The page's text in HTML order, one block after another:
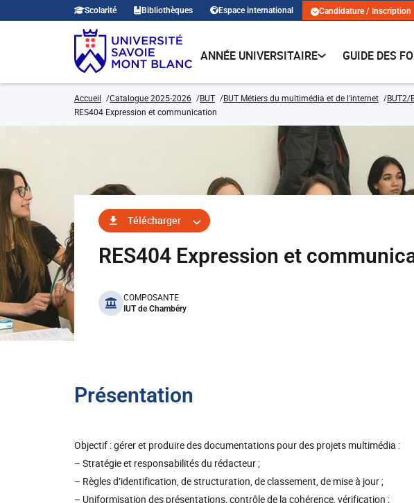
Scolarité Bibliothèques Espace international Candidature / Inscription
ANNÉE UNIVERSITAIRE GUIDE DES
Accueil Catalogue 2025-2026 BUT BUT Métiers du multimédia et de l'internet
BUT2/
RES404 Expression et communication
Télécharger
RES404 Expression et
benefits
COMPOSANTE
IUT de Chambéry
Présentation
Objectif : gérer et produire des documentations pour des projets multimédia :
– Stratégie et responsabilités du rédacteur ;
– Règles d’identification, de structuration, de classement, de mise à jour ;
– Uniformisation des présentations, contrôle de la cohérence, vérification ;